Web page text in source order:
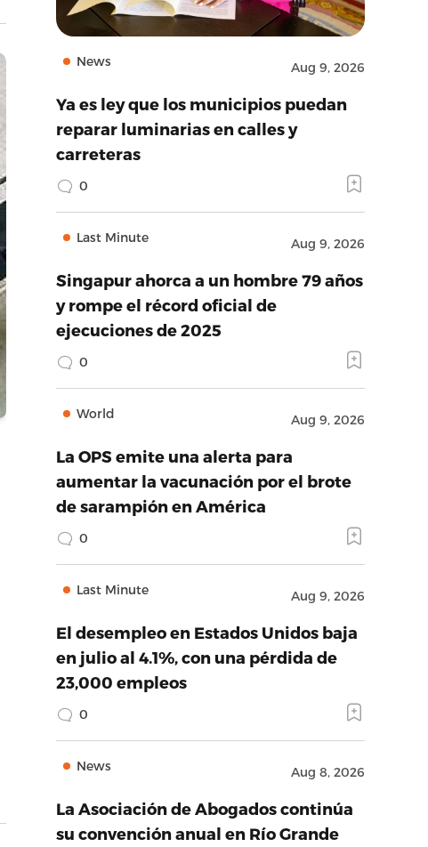
News Aug 9, 2026
Ya es ley que los municipios puedan
reparar luminarias en calles y
carreteras
0
Last Minute Aug 9, 2026
Singapur ahorca a un hombre 79 años
y rompe el récord oficial de
ejecuciones de 2025
0
World Aug 9, 2026
La OPS emite una alerta para
aumentar la vacunación por el brote
de sarampión en América
0
Last Minute Aug 9, 2026
El desempleo en Estados Unidos baja
en julio al 4.1%, con una pérdida de
23,000 empleos
0
News Aug 8, 2026
La Asociación de Abogados continúa
su convención anual en Río Grande